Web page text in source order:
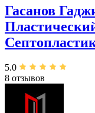
Гасанов
5.0
8 отзывов